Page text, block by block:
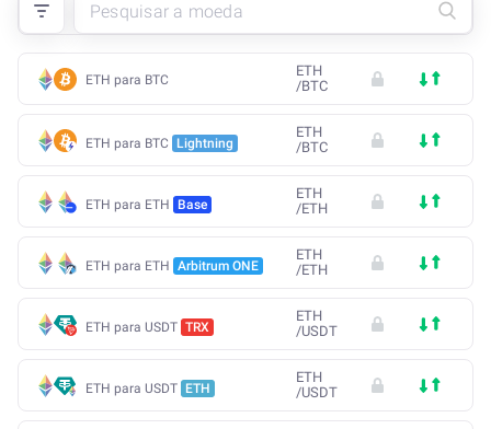
ETH para BTC
ETH
/BTC
ETH para BTC Lightning
ETH
/BTC
ETH para ETH Base
ETH
/ETH
ETH para ETH Arbitrum ONE
ETH
/ETH
ETH para USDT TRX
ETH
/USDT
ETH para USDT ETH
ETH
/USDT